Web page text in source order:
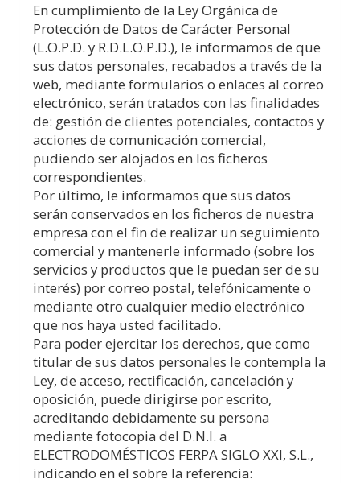
En cumplimiento de la Ley Orgánica de
Protección de Datos de Carácter Personal
(L.O.P.D. y R.D.L.O.P.D.), le informamos de que
sus datos personales, recabados a través de la
web, mediante formularios o enlaces al correo
electrónico, serán tratados con las finalidades
de: gestión de clientes potenciales, contactos y
acciones de comunicación comercial,
pudiendo ser alojados en los ficheros
correspondientes.
Por último, le informamos que sus datos
serán conservados en los ficheros de nuestra
empresa con el fin de realizar un seguimiento
comercial y mantenerle informado (sobre los
servicios y productos que le puedan ser de su
interés) por correo postal, telefónicamente o
mediante otro cualquier medio electrónico
que nos haya usted facilitado.
Para poder ejercitar los derechos, que como
titular de sus datos personales le contempla la
Ley, de acceso, rectificación, cancelación y
oposición, puede dirigirse por escrito,
acreditando debidamente su persona
mediante fotocopia del D.N.I. a
ELECTRODOMÉSTICOS FERPA SIGLO XXI, S.L.,
indicando en el sobre la referencia: